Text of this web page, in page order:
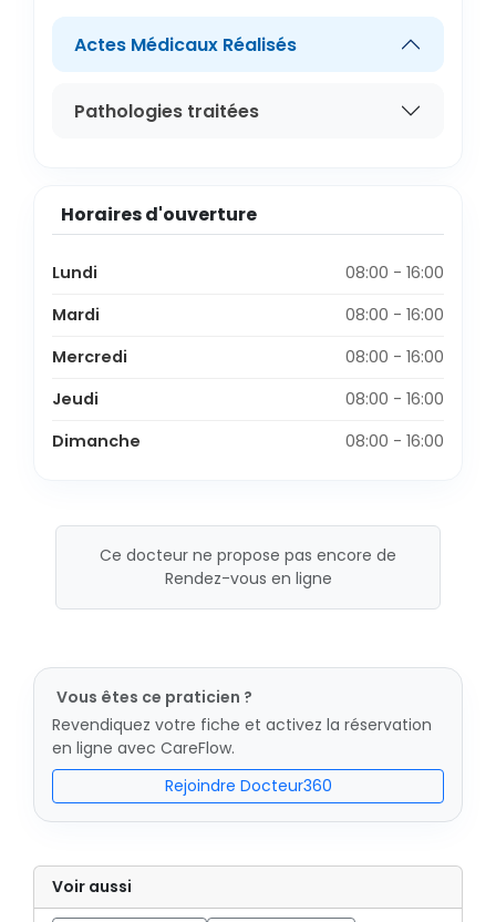
Actes Médicaux Réalisés
Pathologies traitées
Horaires d'ouverture
Lundi
08:00 - 16:00
Mardi
08:00 - 16:00
Mercredi
08:00 - 16:00
Jeudi
08:00 - 16:00
Dimanche
08:00 - 16:00
Ce docteur ne propose pas encore de
Rendez-vous en ligne
Vous êtes ce praticien ?
Revendiquez votre fiche et activez la réservation
en ligne avec CareFlow.
Rejoindre Docteur360
Voir aussi